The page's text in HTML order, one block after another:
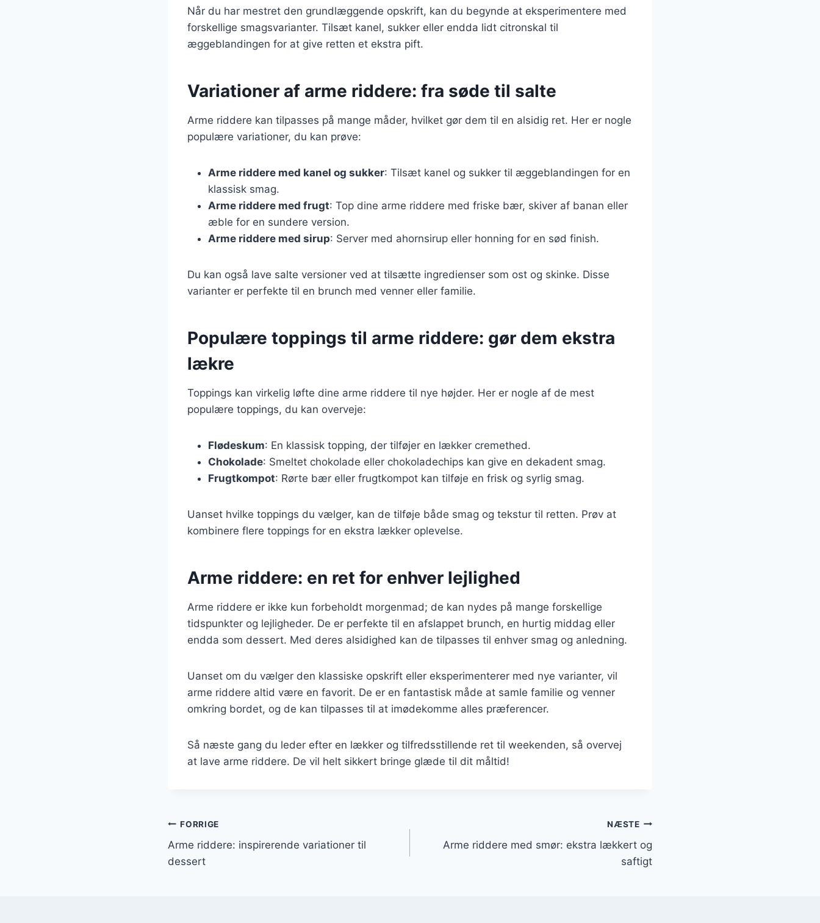
Når du har mestret den grundlæggende opskrift, kan du begynde at eksperimentere med
forskellige smagsvarianter. Tilsæt kanel, sukker eller endda lidt citronskal til
æggeblandingen for at give retten et ekstra pift.
Variationer af arme riddere: fra søde til salte
Arme riddere kan tilpasses på mange måder, hvilket gør dem til en alsidig ret. Her er nogle
populære variationer, du kan prøve:
Arme riddere med kanel og sukker: Tilsæt kanel og sukker til æggeblandingen for en
klassisk smag.
Arme riddere med frugt: Top dine arme riddere med friske bær, skiver af banan eller
æble for en sundere version.
Arme riddere med sirup: Server med ahornsirup eller honning for en sød finish.
Du kan også lave salte versioner ved at tilsætte ingredienser som ost og skinke. Disse
varianter er perfekte til en brunch med venner eller familie.
Populære toppings til arme riddere: gør dem ekstra
lækre
Toppings kan virkelig løfte dine arme riddere til nye højder. Her er nogle af de mest
populære toppings, du kan overveje:
Flødeskum: En klassisk topping, der tilføjer en lækker cremethed.
Chokolade: Smeltet chokolade eller chokoladechips kan give en dekadent smag.
Frugtkompot: Rørte bær eller frugtkompot kan tilføje en frisk og syrlig smag.
Uanset hvilke toppings du vælger, kan de tilføje både smag og tekstur til retten. Prøv at
kombinere flere toppings for en ekstra lækker oplevelse.
Arme riddere: en ret for enhver lejlighed
Arme riddere er ikke kun forbeholdt morgenmad; de kan nydes på mange forskellige
tidspunkter og lejligheder. De er perfekte til en afslappet brunch, en hurtig middag eller
endda som dessert. Med deres alsidighed kan de tilpasses til enhver smag og anledning.
Uanset om du vælger den klassiske opskrift eller eksperimenterer med nye varianter, vil
arme riddere altid være en favorit. De er en fantastisk måde at samle familie og venner
omkring bordet, og de kan tilpasses til at imødekomme alles præferencer.
Så næste gang du leder efter en lækker og tilfredsstillende ret til weekenden, så overvej
at lave arme riddere. De vil helt sikkert bringe glæde til dit måltid!
Indlægsnavigation
FORRIGE
Arme riddere: inspirerende variationer til
dessert
NÆSTE
Arme riddere med smør: ekstra lækkert og
saftigt